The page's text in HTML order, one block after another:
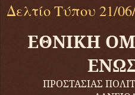
Δελτίο Τύπου 21/
ΕΘΝΙΚΗ
ΠΡΟΣΤΑΣΙΑΣ